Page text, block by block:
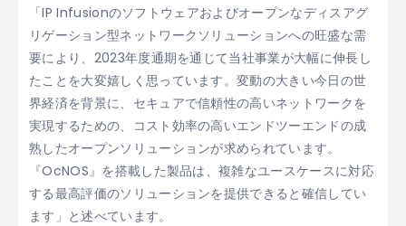
「IP Infusionのソフトウェアおよびオープンなディスアグ
リゲーション型ネットワークソリューションへの旺盛な需
要により、2023年度通期を通じて当社事業が大幅に伸長し
たことを大変嬉しく思っています。変動の大きい今日の世
界経済を背景に、セキュアで信頼性の高いネットワークを
実現するための、コスト効率の高いエンドツーエンドの成
熟したオープンソリューションが求められています。
『OcNOS』を搭載した製品は、複雑なユースケースに対応
する最高評価のソリューションを提供できると確信してい
ます」と述べています。